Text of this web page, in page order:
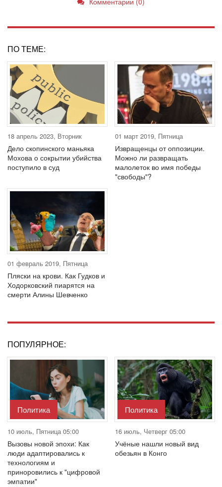
ПО ТЕМЕ:
18 апрель 2023, Вторник
Дело скопинского маньяка
Мохова о сокрытии убийства
поступило в суд
01 март 2019, Пятница
Извращенцы от оппозиции.
Можно ли развращать
малолеток во имя победы
"свободы"?
01 февраль 2019, Пятница
Пляски на крови. Как Гудков и
Ходорковский пиарятся на
смерти Алины Шевченко
ПОПУЛЯРНОЕ:
Политика
10 июль, Пятница 05:00
Вызовы новой эпохи: Как
люди адаптировались к
технологиям и
приноровились к "цифровой
эмпатии"
Политика
16 июль, Четверг 05:00
Учёные нашли новый вид
обезьян в Конго